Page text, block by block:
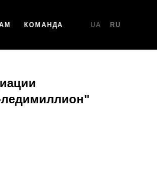
КОМАНДА UA RU
ледимиллион"